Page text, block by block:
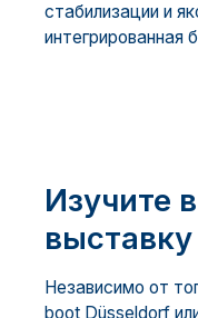
стабилизации и
интегрированная
Изучите
выставку
Независимо от
boot Düsseldorf